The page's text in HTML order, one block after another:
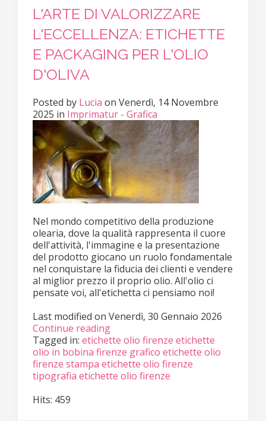
L'ARTE DI VALORIZZARE
L'ECCELLENZA: ETICHETTE
E PACKAGING PER L'OLIO
D'OLIVA
Posted by Lucia on Venerdì, 14 Novembre
2025 in Imprimatur - Grafica
Nel mondo competitivo della produzione
olearia, dove la qualità rappresenta il cuore
dell'attività, l'immagine e la presentazione
del prodotto giocano un ruolo fondamentale
nel conquistare la fiducia dei clienti e vendere
al miglior prezzo il proprio olio. All'olio ci
pensate voi, all'etichetta ci pensiamo noi!
Last modified on Venerdì, 30 Gennaio 2026
Continue reading
Tagged in: etichette olio firenze etichette
olio in bobina firenze grafico etichette olio
firenze stampa etichette olio firenze
tipografia etichette olio firenze
Hits: 459